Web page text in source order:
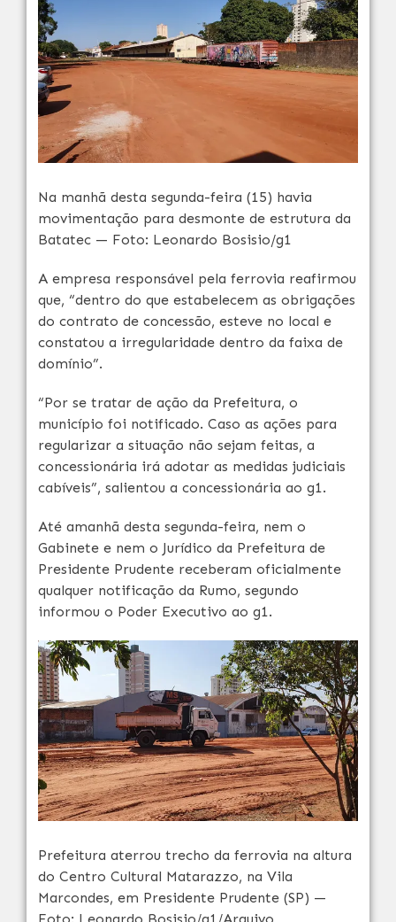
Na manhã desta segunda-feira (15) havia
movimentação para desmonte de estrutura da
Batatec — Foto: Leonardo Bosisio/g1
A empresa responsável pela ferrovia reafirmou
que, “dentro do que estabelecem as obrigações
do contrato de concessão, esteve no local e
constatou a irregularidade dentro da faixa de
domínio”.
“Por se tratar de ação da Prefeitura, o
município foi notificado. Caso as ações para
regularizar a situação não sejam feitas, a
concessionária irá adotar as medidas judiciais
cabíveis”, salientou a concessionária ao g1.
Até amanhã desta segunda-feira, nem o
Gabinete e nem o Jurídico da Prefeitura de
Presidente Prudente receberam oficialmente
qualquer notificação da Rumo, segundo
informou o Poder Executivo ao g1.
Prefeitura aterrou trecho da ferrovia na altura
do Centro Cultural Matarazzo, na Vila
Marcondes, em Presidente Prudente (SP) —